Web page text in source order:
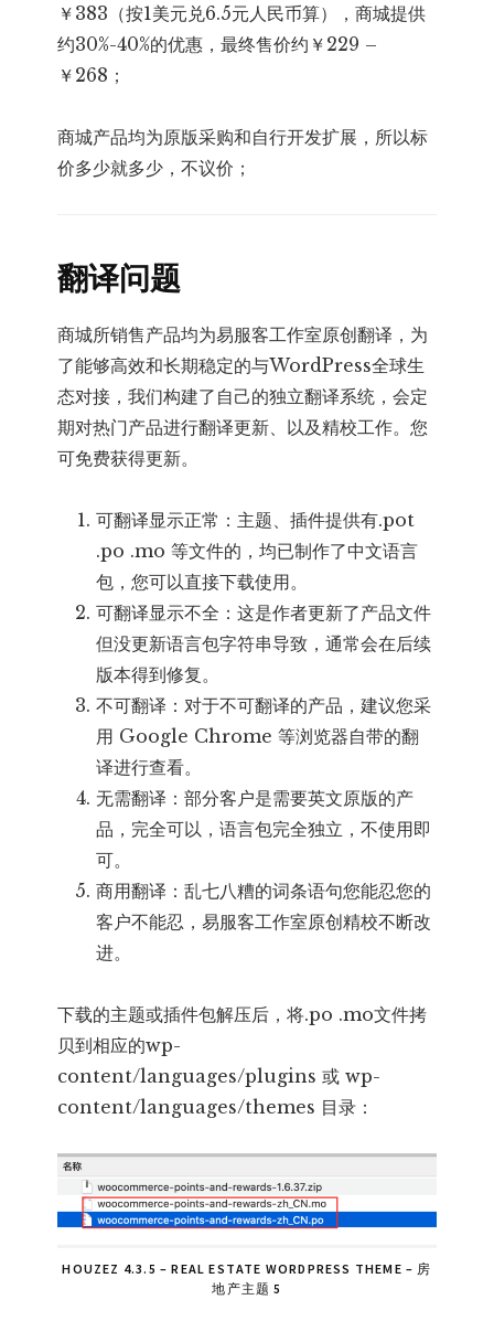
￥383（按1美元兑6.5元人民币算），商城提供
约30%-40%的优惠，最终售价约￥229 –
￥268；
商城产品均为原版采购和自行开发扩展，所以标
价多少就多少，不议价；
翻译问题
商城所销售产品均为易服客工作室原创翻译，为
了能够高效和长期稳定的与WordPress全球生
态对接，我们构建了自己的独立翻译系统，会定
期对热门产品进行翻译更新、以及精校工作。您
可免费获得更新。
可翻译显示正常：主题、插件提供有.pot
.po .mo 等文件的，均已制作了中文语言
包，您可以直接下载使用。
可翻译显示不全：这是作者更新了产品文件
但没更新语言包字符串导致，通常会在后续
版本得到修复。
不可翻译：对于不可翻译的产品，建议您采
用 Google Chrome 等浏览器自带的翻
译进行查看。
无需翻译：部分客户是需要英文原版的产
品，完全可以，语言包完全独立，不使用即
可。
商用翻译：乱七八糟的词条语句您能忍您的
客户不能忍，易服客工作室原创精校不断改
进。
下载的主题或插件包解压后，将.po .mo文件拷
贝到相应的wp-
content/languages/plugins 或 wp-
content/languages/themes 目录：
HOUZEZ 4.3.5 – REAL ESTATE WORDPRESS THEME – 房
地产主题 5